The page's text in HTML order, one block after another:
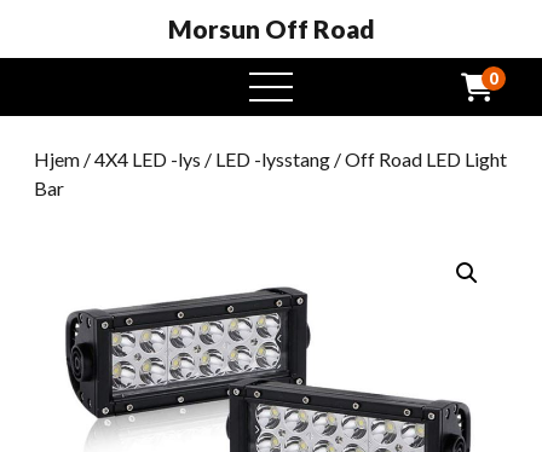
Morsun Off Road
Åpen
meny
0
Hjem /4X4 LED -lys / LED -lysstang / Off Road LED Light
Bar